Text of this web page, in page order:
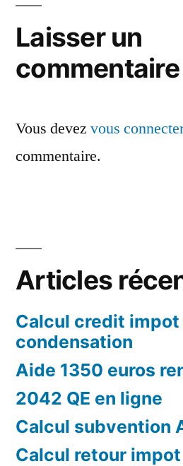
Laisser un
commentaire
Vous devez vous
commentaire.
Articles
Calcul credit impot
condensation
Aide 1350 euros
2042 QE en ligne
Calcul subvention
Calcul retour impot